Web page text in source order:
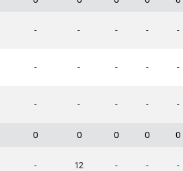
- - - - -
- - - - -
- - - - -
0 0 0 0 0
- 12 - - -